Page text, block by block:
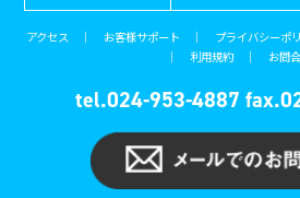
アクセス ｜ お客様サポート ｜ プライバシーポ
｜
利用規約 ｜ お問
tel.024-953-4887